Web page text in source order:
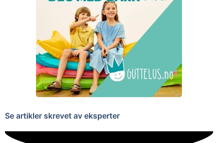
Se artikler skrevet av eksperter